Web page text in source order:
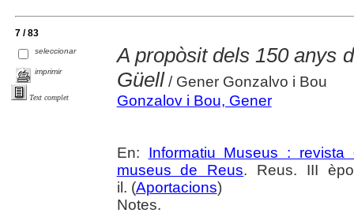
7 / 83
seleccionar
imprimir
Text complet
A propòsit dels 150 anys
Güell/ Gener Gonzalvo i Bou
Gonzalov i Bou, Gener
En: Informatiu Museus :
museus de Reus. Reus. III
il. (Aportacions)
Notes.